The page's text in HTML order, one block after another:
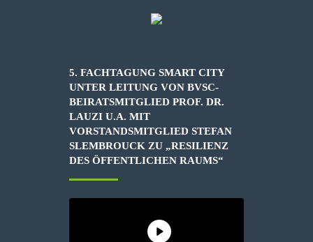
5. FACHTAGUNG SMART CITY
UNTER LEITUNG VON BVSC-
BEIRATSMITGLIED PROF. DR.
LAUZI U.A. MIT
VORSTANDSMITGLIED STEFAN
SLEMBROUCK ZU „RESILIENZ
DES ÖFFENTLICHEN RAUMS“